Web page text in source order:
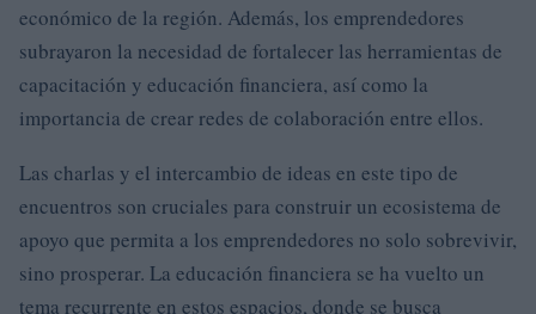
económico de la región. Además, los emprendedores
subrayaron la necesidad de fortalecer las herramientas de
capacitación y educación financiera, así como la
importancia de crear redes de colaboración entre ellos.
Las charlas y el intercambio de ideas en este tipo de
encuentros son cruciales para construir un ecosistema de
apoyo que permita a los emprendedores no solo sobrevivir,
sino prosperar. La educación financiera se ha vuelto un
tema recurrente en estos espacios, donde se busca